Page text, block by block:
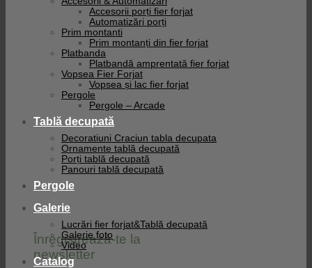
Înregistrează-te la
newsletter
Accesorii porți fier forjat
Automatizări porți
Prim montanti
Prim montanți din fier forjat
Platbanda
Platbandă amprentată fier forjat
Vopsea Fier Forjat
Vopsea și lac fier forjat
Pergole
Pergole – Arcade
Tablă decupată
Decoratiuni Craciun tabla decupata
Ornamente tablă decupată
Porți tablă decupată
Panouri tablă decupată
Pergole
Galerie
Lucrări fier forjat&Tablă decupată
Galerie foto
Video
Catalog